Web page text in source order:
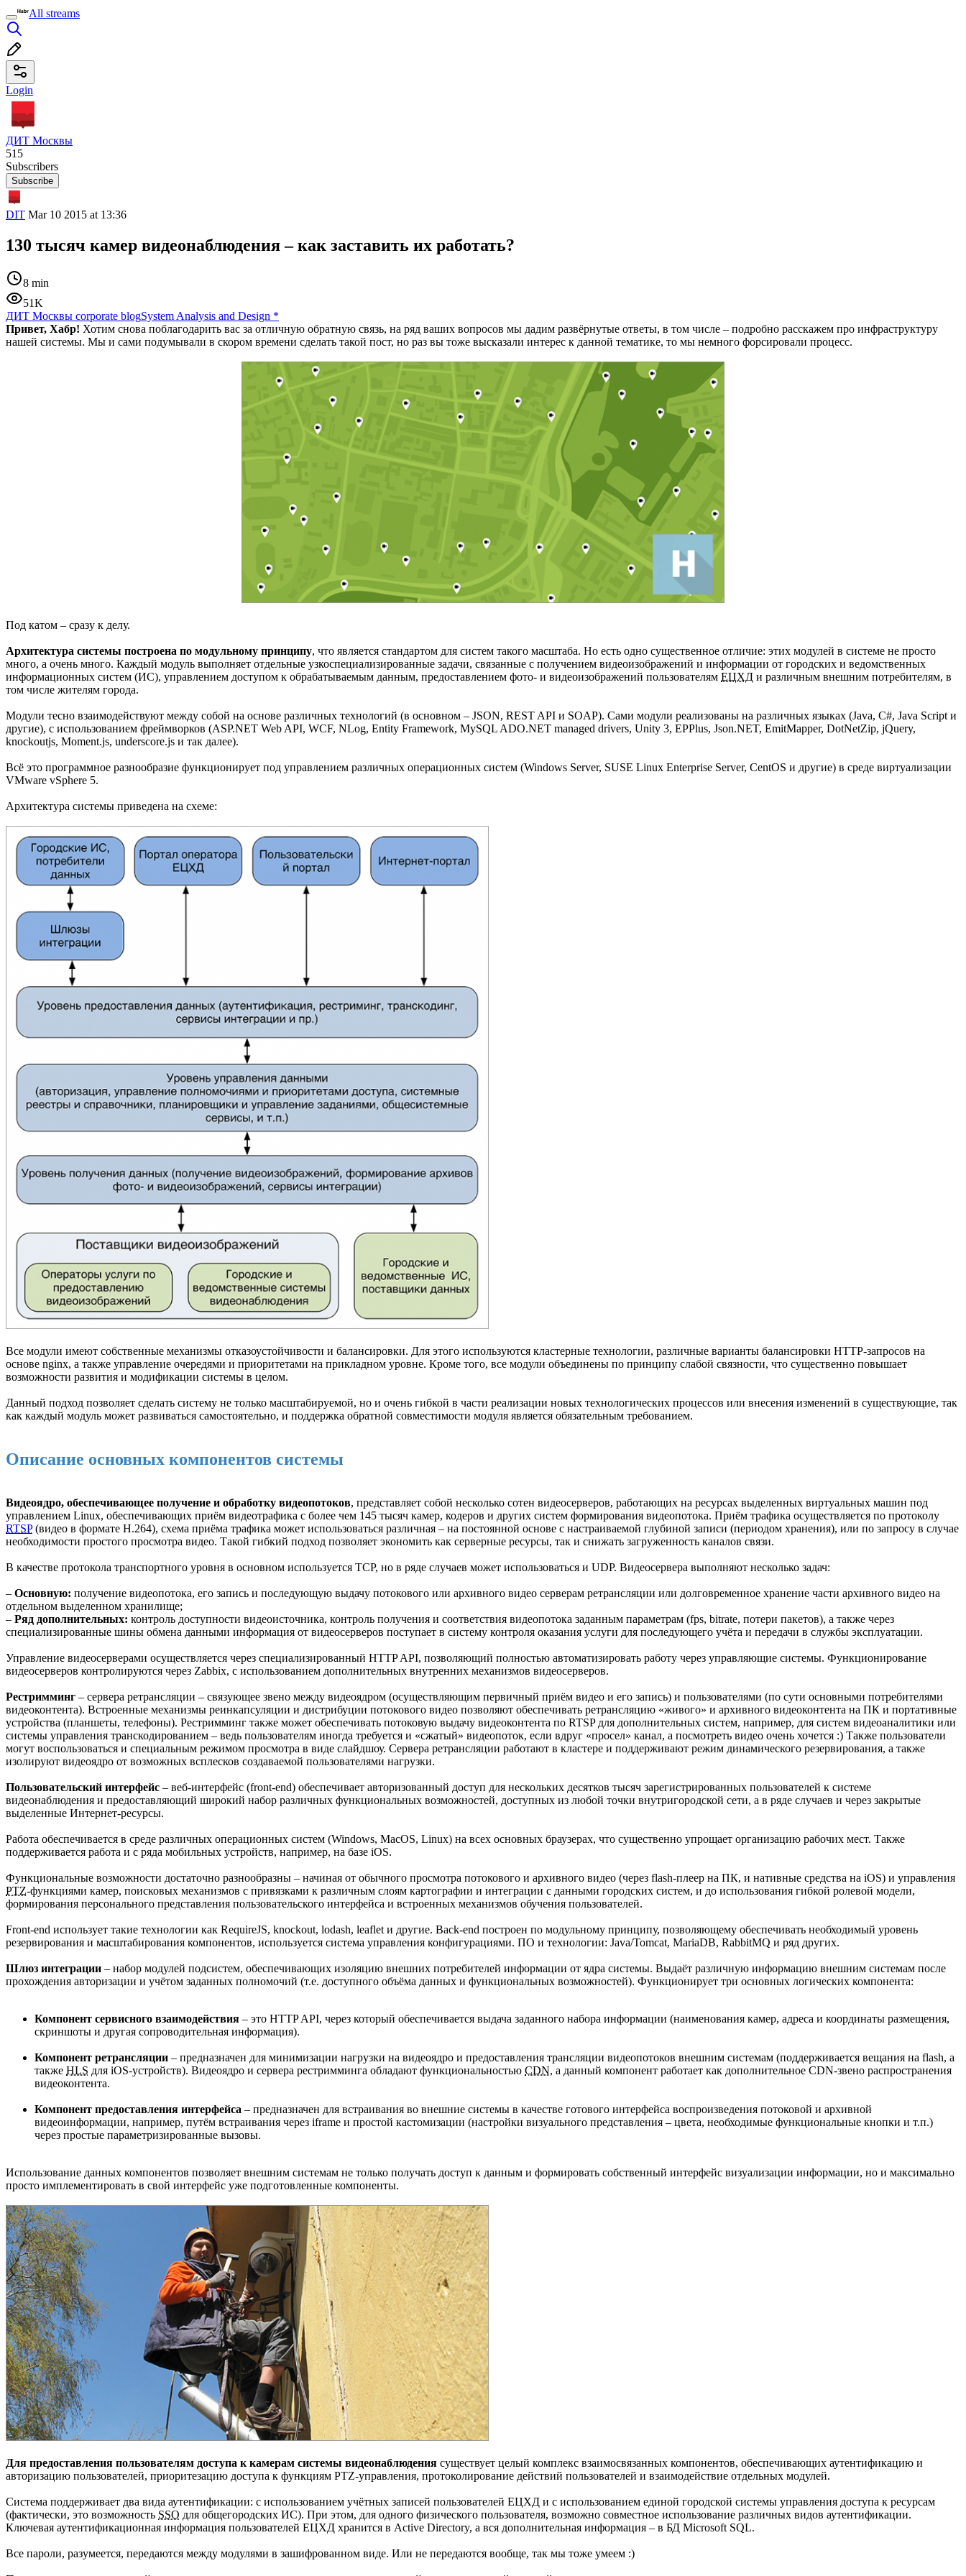
All streams
Login
ДИТ Москвы
515
Subscribers
Subscribe
DIT Mar 10 2015 at 13:36
130 тысяч камер видеонаблюдения – как заставить их работать?
8 min
51K
ДИТ Москвы corporate blogSystem Analysis and Design *
Привет, Хабр! Хотим снова поблагодарить вас за отличную обратную связь, на ряд ваших вопросов мы дадим развёрнутые ответы, в том числе – подробно расскажем про инфраструктуру
нашей системы. Мы и сами подумывали в скором времени сделать такой пост, но раз вы тоже высказали интерес к данной тематике, то мы немного форсировали процесс.
Под катом – сразу к делу.
Архитектура системы построена по модульному принципу, что является стандартом для систем такого масштаба. Но есть одно существенное отличие: этих модулей в системе не просто
много, а очень много. Каждый модуль выполняет отдельные узкоспециализированные задачи, связанные с получением видеоизображений и информации от городских и ведомственных
информационных систем (ИС), управлением доступом к обрабатываемым данным, предоставлением фото- и видеоизображений пользователям ЕЦХД и различным внешним потребителям, в
том числе жителям города.
Модули тесно взаимодействуют между собой на основе различных технологий (в основном – JSON, REST API и SOAP). Сами модули реализованы на различных языках (Java, C#, Java Script и
другие), с использованием фреймворков (ASP.NET Web API, WCF, NLog, Entity Framework, MySQL ADO.NET managed drivers, Unity 3, EPPlus, Json.NET, EmitMapper, DotNetZip, jQuery,
knockoutjs, Moment.js, underscore.js и так далее).
Всё это программное разнообразие функционирует под управлением различных операционных систем (Windows Server, SUSE Linux Enterprise Server, CentOS и другие) в среде виртуализации
VMware vSphere 5.
Архитектура системы приведена на схеме:
Все модули имеют собственные механизмы отказоустойчивости и балансировки. Для этого используются кластерные технологии, различные варианты балансировки HTTP-запросов на
основе nginx, а также управление очередями и приоритетами на прикладном уровне. Кроме того, все модули объединены по принципу слабой связности, что существенно повышает
возможности развития и модификации системы в целом.
Данный подход позволяет сделать систему не только масштабируемой, но и очень гибкой в части реализации новых технологических процессов или внесения изменений в существующие, так
как каждый модуль может развиваться самостоятельно, и поддержка обратной совместимости модуля является обязательным требованием.
Описание основных компонентов системы
Видеоядро, обеспечивающее получение и обработку видеопотоков, представляет собой несколько сотен видеосерверов, работающих на ресурсах выделенных виртуальных машин под
управлением Linux, обеспечивающих приём видеотрафика с более чем 145 тысяч камер, кодеров и других систем формирования видеопотока. Приём трафика осуществляется по протоколу
RTSP(видео в формате H.264), схема приёма трафика может использоваться различная – на постоянной основе с настраиваемой глубиной записи (периодом хранения), или по запросу в случае
необходимости простого просмотра видео. Такой гибкий подход позволяет экономить как серверные ресурсы, так и снижать загруженность каналов связи.
В качестве протокола транспортного уровня в основном используется TCP, но в ряде случаев может использоваться и UDP. Видеосервера выполняют несколько задач:
– Основную: получение видеопотока, его запись и последующую выдачу потокового или архивного видео серверам ретрансляции или долговременное хранение части архивного видео на
отдельном выделенном хранилище;
– Ряд дополнительных: контроль доступности видеоисточника, контроль получения и соответствия видеопотока заданным параметрам (fps, bitrate, потери пакетов), а также через
специализированные шины обмена данными информация от видеосерверов поступает в систему контроля оказания услуги для последующего учёта и передачи в службы эксплуатации.
Управление видеосерверами осуществляется через специализированный HTTP API, позволяющий полностью автоматизировать работу через управляющие системы. Функционирование
видеосерверов контролируются через Zabbix, с использованием дополнительных внутренних механизмов видеосерверов.
Рестримминг – сервера ретрансляции – связующее звено между видеоядром (осуществляющим первичный приём видео и его запись) и пользователями (по сути основными потребителями
видеоконтента). Встроенные механизмы реинкапсуляции и дистрибуции потокового видео позволяют обеспечивать ретрансляцию «живого» и архивного видеоконтента на ПК и портативные
устройства (планшеты, телефоны). Рестримминг также может обеспечивать потоковую выдачу видеоконтента по RTSP для дополнительных систем, например, для систем видеоаналитики или
системы управления транскодированием – ведь пользователям иногда требуется и «сжатый» видеопоток, если вдруг «просел» канал, а посмотреть видео очень хочется :) Также пользователи
могут воспользоваться и специальным режимом просмотра в виде слайдшоу. Сервера ретрансляции работают в кластере и поддерживают режим динамического резервирования, а также
изолируют видеоядро от возможных всплесков создаваемой пользователями нагрузки.
Пользовательский интерфейс – веб-интерфейс (front-end) обеспечивает авторизованный доступ для нескольких десятков тысяч зарегистрированных пользователей к системе
видеонаблюдения и предоставляющий широкий набор различных функциональных возможностей, доступных из любой точки внутригородской сети, а в ряде случаев и через закрытые
выделенные Интернет-ресурсы.
Работа обеспечивается в среде различных операционных систем (Windows, MacOS, Linux) на всех основных браузерах, что существенно упрощает организацию рабочих мест. Также
поддерживается работа и с ряда мобильных устройств, например, на базе iOS.
Функциональные возможности достаточно разнообразны – начиная от обычного просмотра потокового и архивного видео (через flash-плеер на ПК, и нативные средства на iOS) и управления
PTZ-функциями камер, поисковых механизмов с привязками к различным слоям картографии и интеграции с данными городских систем, и до использования гибкой ролевой модели,
формирования персонального представления пользовательского интерфейса и встроенных механизмов обучения пользователей.
Front-end использует такие технологии как RequireJS, knockout, lodash, leaflet и другие. Back-end построен по модульному принципу, позволяющему обеспечивать необходимый уровень
резервирования и масштабирования компонентов, используется система управления конфигурациями. ПО и технологии: Java/Tomcat, MariaDB, RabbitMQ и ряд других.
Шлюз интеграции – набор модулей подсистем, обеспечивающих изоляцию внешних потребителей информации от ядра системы. Выдаёт различную информацию внешним системам после
прохождения авторизации и учётом заданных полномочий (т.е. доступного объёма данных и функциональных возможностей). Функционирует три основных логических компонента:
Компонент сервисного взаимодействия – это HTTP API, через который обеспечивается выдача заданного набора информации (наименования камер, адреса и координаты размещения,
скриншоты и другая сопроводительная информация).
Компонент ретрансляции – предназначен для минимизации нагрузки на видеоядро и предоставления трансляции видеопотоков внешним системам (поддерживается вещания на flash, а
также HLS для iOS-устройств). Видеоядро и сервера рестримминга обладают функциональностью CDN, а данный компонент работает как дополнительное CDN-звено распространения
видеоконтента.
Компонент предоставления интерфейса – предназначен для встраивания во внешние системы в качестве готового интерфейса воспроизведения потоковой и архивной
видеоинформации, например, путём встраивания через iframe и простой кастомизации (настройки визуального представления – цвета, необходимые функциональные кнопки и т.п.)
через простые параметризированные вызовы.
Использование данных компонентов позволяет внешним системам не только получать доступ к данным и формировать собственный интерфейс визуализации информации, но и максимально
просто имплементировать в свой интерфейс уже подготовленные компоненты.
Для предоставления пользователям доступа к камерам системы видеонаблюдения существует целый комплекс взаимосвязанных компонентов, обеспечивающих аутентификацию и
авторизацию пользователей, приоритезацию доступа к функциям PTZ-управления, протоколирование действий пользователей и взаимодействие отдельных модулей.
Система поддерживает два вида аутентификации: с использованием учётных записей пользователей ЕЦХД и с использованием единой городской системы управления доступа к ресурсам
(фактически, это возможность SSO для общегородских ИС). При этом, для одного физического пользователя, возможно совместное использование различных видов аутентификации.
Ключевая аутентификационная информация пользователей ЕЦХД хранится в Active Directory, а вся дополнительная информация – в БД Microsoft SQL.
Все пароли, разумеется, передаются между модулями в зашифрованном виде. Или не передаются вообще, так мы тоже умеем :)